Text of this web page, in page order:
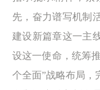
先，奋力谱写机制
建设新篇章这一主
设这一使命，统筹
个全面”战略布局，